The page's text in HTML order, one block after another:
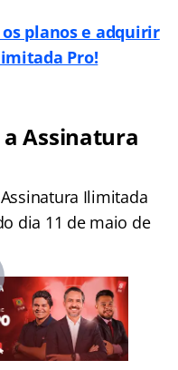
planos e adquirir
Pro!
Assinatura
Ilimitada
dia 11 de maio de